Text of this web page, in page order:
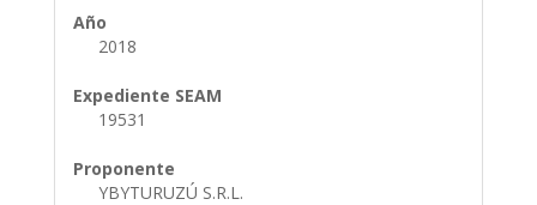
Año
2018
Expediente SEAM
19531
Proponente
YBYTURUZÚ S.R.L.